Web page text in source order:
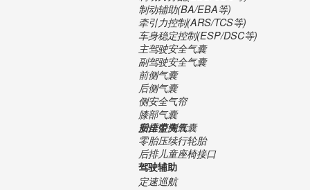
制动辅助(BA/EBA等)
牵引力控制(ARS/TCS等)
车身稳定控制(ESP/DSC等)
主驾驶安全气囊
副驾驶安全气囊
前侧气囊
后侧气囊
侧安全气帘
膝部气囊
安全带气囊
后排中央气囊
胎压监测
零胎压续行轮胎
后排儿童座椅接口
驾驶辅助
定速巡航